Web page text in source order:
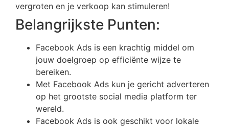
vergroten en je verkoop kan stimuleren!
Belangrijkste Punten:
Facebook Ads is een krachtig middel om
jouw doelgroep op efficiënte wijze te
bereiken.
Met Facebook Ads kun je gericht adverteren
op het grootste social media platform ter
wereld.
Facebook Ads is ook geschikt voor lokale